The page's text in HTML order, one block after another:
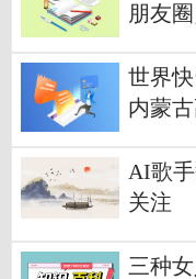
朋友圈
世界
内蒙
AI歌
关注
三种